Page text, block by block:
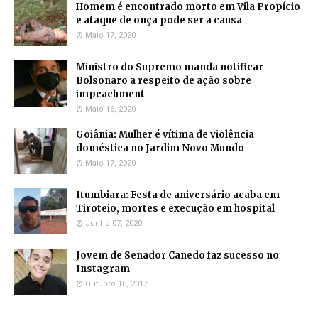
Homem é encontrado morto em Vila Propício
e ataque de onça pode ser a causa
Maio 17, 2020
Ministro do Supremo manda notificar
Bolsonaro a respeito de ação sobre
impeachment
Maio 16, 2020
Goiânia: Mulher é vítima de violência
doméstica no Jardim Novo Mundo
Maio 17, 2020
Itumbiara: Festa de aniversário acaba em
Tiroteio, mortes e execução em hospital
Junho 07, 2020
Jovem de Senador Canedo faz sucesso no
Instagram
Outubro 10, 2017